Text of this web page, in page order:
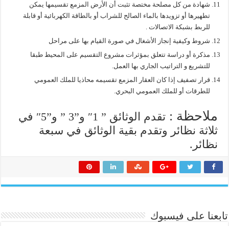
شهادة من كل مصلحة مختصة تثبت أن الأرض المزمع تقسيمها يمكن
تطهيرها أو تزويدها بالماء الصالح للشراب أو بالطاقة الكهربائية أو قابلة
للربط بشبكة الاتصالات .
شروط وكيفية إنجاز الأشغال في صورة القيام بها على مراحل
مذكرة أو دراسة تتعلق بمؤثرات مشروع التقسيم على المحيط طبقا
للتشريع و التراتيب الجاري بها العمل.
قرار تصفيف إذا كان العقار المزمع تقسيمه محاذيا للملك العمومي
للطرقات أو للملك العمومي البحري.
ملاحظة :
تقدم الوثائق ” 1″ و”3 ” و”5″ في
ثلاثة نظائر وتقدم بقية الوثائق في سبعة
نظائر.
تابعنا على فيسبوك